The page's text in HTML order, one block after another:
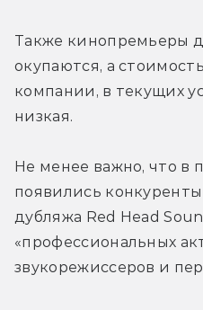
Также кинопремьеры
окупаются, а
компании, в текущих
низкая.
Не менее важно, что в
появились
дубляжа Red Head
«профессиональных
звукорежиссеров и